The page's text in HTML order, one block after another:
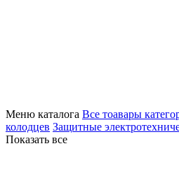
Меню каталога Все тоавары
колодцев Защитные
Показать все